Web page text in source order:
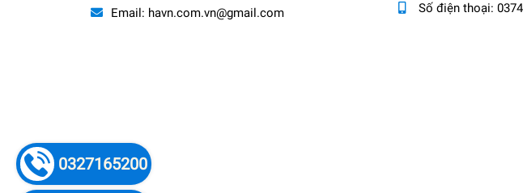
Email: havn.com.vn@gmail.com
Số điện thoại:
0327165200